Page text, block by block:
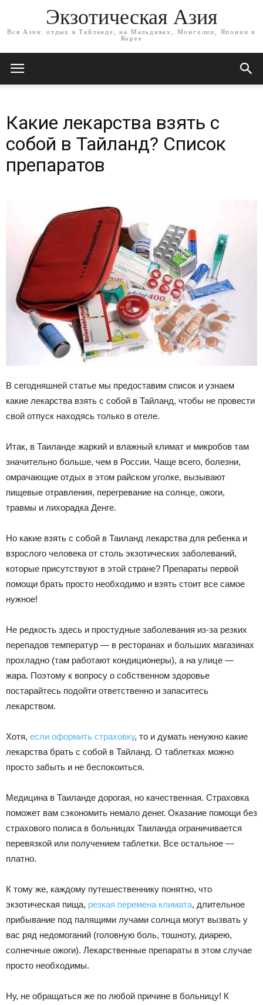
Экзотическая Азия
Вся Азия: отдых в Тайланде, на Мальдивах, Монголии, Японии и
Корее
Какие лекарства взять с
собой в Тайланд? Список
препаратов
В сегодняшней статье мы предоставим список и узнаем
какие лекарства взять с собой в Тайланд, чтобы не провести
свой отпуск находясь только в отеле.
Итак, в Таиланде жаркий и влажный климат и микробов там
значительно больше, чем в России. Чаще всего, болезни,
омрачающие отдых в этом райском уголке, вызывают
пищевые отравления, перегревание на солнце, ожоги,
травмы и лихорадка Денге.
Но какие взять с собой в Таиланд лекарства для ребенка и
взрослого человека от столь экзотических заболеваний,
которые присутствуют в этой стране? Препараты первой
помощи брать просто необходимо и взять стоит все самое
нужное!
Не редкость здесь и простудные заболевания из-за резких
перепадов температур — в ресторанах и больших магазинах
прохладно (там работают кондиционеры), а на улице —
жара. Поэтому к вопросу о собственном здоровье
постарайтесь подойти ответственно и запаситесь
лекарством.
Хотя, если оформить страховку, то и думать ненужно какие
лекарства брать с собой в Тайланд. О таблетках можно
просто забыть и не беспокоиться.
Медицина в Таиланде дорогая, но качественная. Страховка
поможет вам сэкономить немало денег. Оказание помощи без
страхового полиса в больницах Таиланда ограничивается
перевязкой или получением таблетки. Все остальное —
платно.
К тому же, каждому путешественнику понятно, что
экзотическая пища, резкая перемена климата, длительное
прибывание под палящими лучами солнца могут вызвать у
вас ряд недомоганий (головную боль, тошноту, диарею,
солнечные ожоги). Лекарственные препараты в этом случае
просто необходимы.
Ну, не обращаться же по любой причине в больницу! К